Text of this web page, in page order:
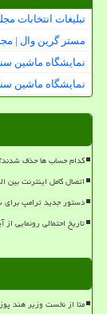
تبلیغات انتخابات
مستر گرین وال |
نمایشگاه ماشین
نمایشگاه ماشین
کدام حساب ها حذف
اتصال کامل اینترنت بین
دستور جدید ترامپ برای
تاریخ احتمالی رونمایی از آیفون 18 پرو و
متا از نخست وزیر هند